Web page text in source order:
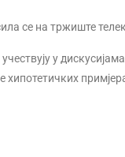
се на тржиште
у
хипотетичких